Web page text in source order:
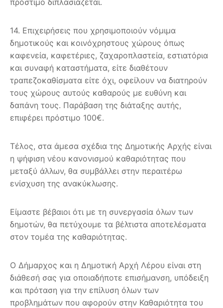
14. Επιχειρήσεις που χρησιμοποιούν νόμιμα
δημοτικούς και κοινόχρηστους χώρους όπως
καφενεία, καφετέριες, ζαχαροπλαστεία, εστιατόρια
και συναφή καταστήματα, είτε διαθέτουν
τραπεζοκαθίσματα είτε όχι, οφείλουν να διατηρούν
τους χώρους αυτούς καθαρούς με ευθύνη και
δαπάνη τους. Παράβαση της διάταξης αυτής,
επιφέρει πρόστιμο 100€.
Τέλος, στα άμεσα σχέδια της Δημοτικής Αρχής είναι
η ψήφιση νέου κανονισμού καθαριότητας που
μεταξύ άλλων, θα συμβάλλει στην περαιτέρω
ενίσχυση της ανακύκλωσης.
Είμαστε βέβαιοι ότι με τη συνεργασία όλων των
δημοτών, θα πετύχουμε τα βέλτιστα αποτελέσματα
στον τομέα της καθαριότητας.
Ο Δήμαρχος και η Δημοτική Αρχή Λέρου είναι στη
διάθεσή σας για οποιαδήποτε επισήμανση, υπόδειξη
και πρόταση για την επίλυση όλων των
προβλημάτων που αφορούν στην Καθαριότητα του